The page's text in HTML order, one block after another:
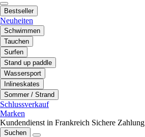
Bestseller
Neuheiten
Schwimmen
Tauchen
Surfen
Stand up paddle
Wassersport
Inlineskates
Sommer / Strand
Schlussverkauf
Marken
Kundendienst in Frankreich Sichere Zahlung
Suchen